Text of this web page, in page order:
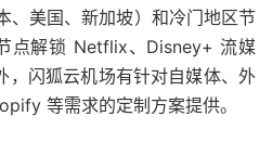
、美国、新加坡）和冷门地区节
点解锁 Netflix、Disney+ 流媒
，闪狐云机场有针对自媒体、外
等需求的定制方案提供。